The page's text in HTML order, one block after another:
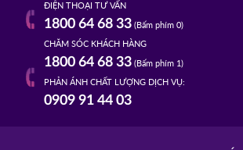
ĐIỆN THOẠI TƯ VẤN
1800 64 68 33(Bấm phím 0)
CHĂM SÓC KHÁCH HÀNG
1800 64 68 33(Bấm phím 1)
PHẢN ÁNH CHẤT LƯỢNG DỊCH VỤ:
0909 91 44 03